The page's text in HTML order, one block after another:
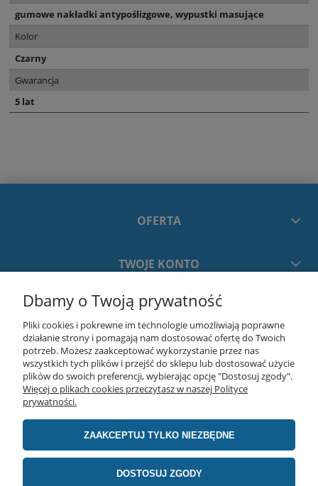
gumowe nakładki antypoślizgowe, wypustki masujące
Kolor
Czarny
Gwarancja
5 lat
OFERTA
TWOJE KONTO
PŁATNOŚCI I DOSTAWA
INFORMACJE
O NAS
advertnet.pl
Dbamy o Twoją prywatność
Pliki cookies i pokrewne im technologie umożliwiają poprawne
działanie strony i pomagają nam dostosować ofertę do Twoich
potrzeb. Możesz zaakceptować wykorzystanie przez nas
wszystkich tych plików i przejść do sklepu lub dostosować użycie
plików do swoich preferencji, wybierając opcję "Dostosuj zgody".
Więcej o plikach cookies przeczytasz w naszej Polityce
prywatności.
ZAAKCEPTUJ TYLKO NIEZBĘDNE
DOSTOSUJ ZGODY